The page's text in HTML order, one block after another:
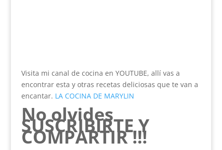
Visita mi canal de cocina en YOUTUBE, allí vas a
encontrar esta y otras recetas deliciosas que te van a
encantar. LA COCINA DE MARYLIN
No olvides
SUSCRIBIRTE Y
COMPARTIR !!!